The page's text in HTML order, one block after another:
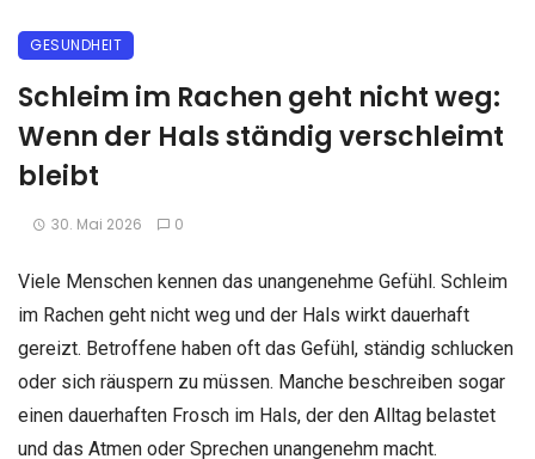
GESUNDHEIT
Schleim im Rachen geht nicht weg:
Wenn der Hals ständig verschleimt
bleibt
30. Mai 2026 0
Viele Menschen kennen das unangenehme Gefühl. Schleim
im Rachen geht nicht weg und der Hals wirkt dauerhaft
gereizt. Betroffene haben oft das Gefühl, ständig schlucken
oder sich räuspern zu müssen. Manche beschreiben sogar
einen dauerhaften Frosch im Hals, der den Alltag belastet
und das Atmen oder Sprechen unangenehm macht.